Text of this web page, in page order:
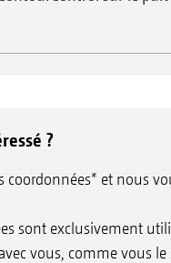
?
coordonnées* et nous
sont exclusivement
vous, comme vous